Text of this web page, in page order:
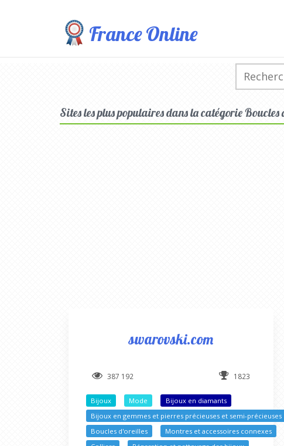
France Online
Sites les plus populaires dans la catégorie Boucles
swarovski.com
387 192 1823
Bijoux Mode
Bijoux en diamants
Bijoux en gemmes et pierres précieuses et semi-précieuses
Boucles d'oreilles
Montres et accessoires connexes